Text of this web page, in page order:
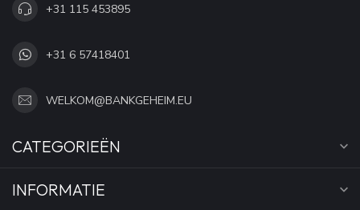
+31 115 453895
+31 6 57418401
WELKOM@BANKGEHEIM.EU
CATEGORIEËN
INFORMATIE